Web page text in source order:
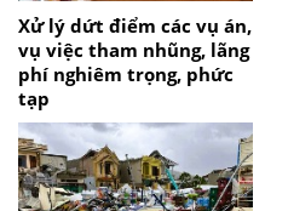
Xử lý dứt điểm các vụ án,
vụ việc tham nhũng, lãng
phí nghiêm trọng, phức
tạp